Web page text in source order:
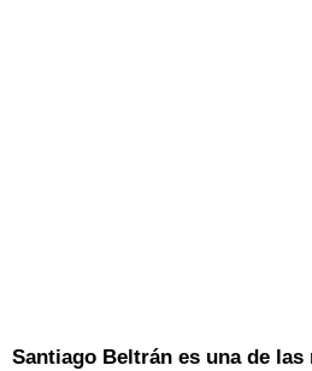
Santiago Beltrán es una de